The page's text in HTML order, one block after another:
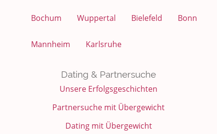
Bochum Wuppertal Bielefeld Bonn
Mannheim Karlsruhe
Dating & Partnersuche
Unsere Erfolgsgeschichten
Partnersuche mit Übergewicht
Dating mit Übergewicht